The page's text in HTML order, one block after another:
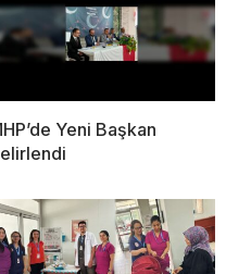
Yeni Başkan